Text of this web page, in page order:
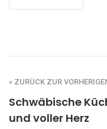
« ZURÜCK ZUR
Schwäbische
und voller Herz